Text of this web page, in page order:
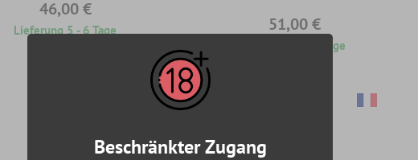
46,00 €
Lieferung 5 - 6 Tage 51,00 €
Lieferung 5 - 6 Tage
Beschränkter Zugang